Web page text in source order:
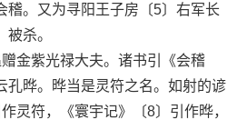
稽。又为寻阳王子房〔5〕右军长
杀。
紫光禄大夫。诸书引《会稽
孔晔。晔当是灵符之名。如射的谚
灵符，《寰宇记》〔8〕引作晔，